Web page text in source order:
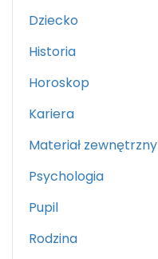
Dziecko
Historia
Horoskop
Kariera
Materiał zewnętrzny
Psychologia
Pupil
Rodzina